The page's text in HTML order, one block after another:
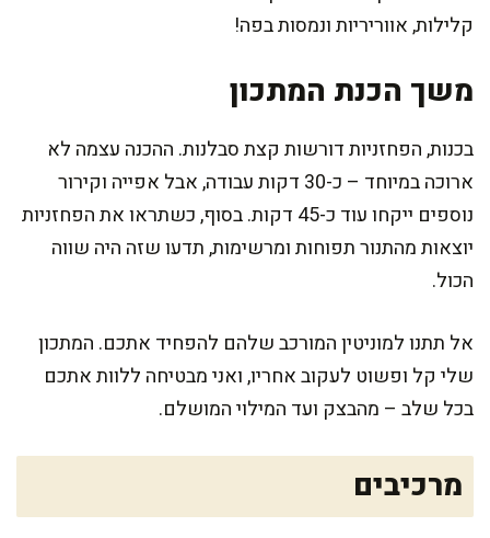
קלילות, אווריריות ונמסות בפה!
משך הכנת המתכון
בכנות, הפחזניות דורשות קצת סבלנות. ההכנה עצמה לא
ארוכה במיוחד – כ-30 דקות עבודה, אבל אפייה וקירור
נוספים ייקחו עוד כ-45 דקות. בסוף, כשתראו את הפחזניות
יוצאות מהתנור תפוחות ומרשימות, תדעו שזה היה שווה
הכול.
אל תתנו למוניטין המורכב שלהם להפחיד אתכם. המתכון
שלי קל ופשוט לעקוב אחריו, ואני מבטיחה ללוות אתכם
בכל שלב – מהבצק ועד המילוי המושלם.
מרכיבים